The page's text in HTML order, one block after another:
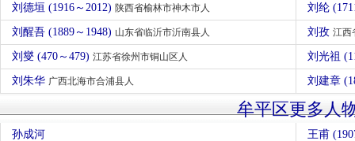
刘德垣 (1916～2012) 陕西省榆林市神木市人 刘纶
刘醒吾 (1889～1948) 山东省临沂市沂南县人 刘孜 江西
刘燮 (470～479) 江苏省徐州市铜山区人 刘光祖
刘朱华 广西北海市合浦县人 刘建章
牟平区更多人
孙成河 王甫